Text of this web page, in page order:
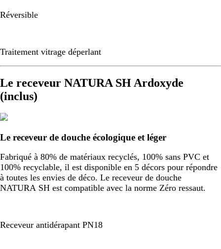
Réversible
Traitement vitrage déperlant
Le receveur NATURA SH Ardoxyde
(inclus)
Le receveur de douche écologique et léger
Fabriqué à 80% de matériaux recyclés, 100% sans PVC et
100% recyclable, il est disponible en 5 décors pour répondre
à toutes les envies de déco. Le receveur de douche
NATURA SH est compatible avec la norme Zéro ressaut.
Receveur antidérapant PN18